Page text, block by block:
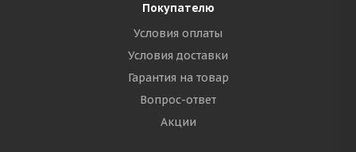
Покупателю
Условия оплаты
Условия доставки
Гарантия на товар
Вопрос-ответ
Акции